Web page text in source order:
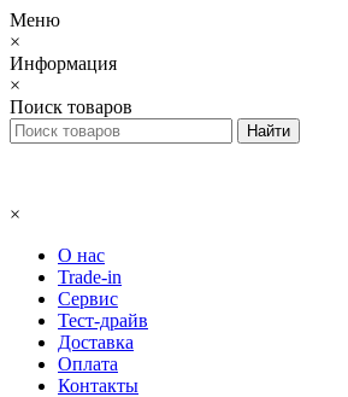
Меню
×
Информация
×
Поиск товаров
×
О нас
Trade-in
Сервис
Тест-драйв
Доставка
Оплата
Контакты